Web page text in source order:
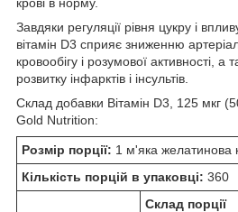
Завдяки регуляції рівня цукру і
вітамін D3 сприяє зниженню
кровообігу і розумової активності, а
розвитку інфарктів і інсультів.
Склад добавки Вітамін D3, 125 мкг
Gold Nutrition:
Розмір порції: 1 м'яка желатинова
Кількість порцій в упаковці: 360
Склад порції